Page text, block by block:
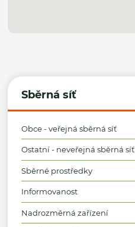
Sběrná síť
Obce - veřejná sběrná síť
Ostatní - neveřejná sběrná síť
Sběrné prostředky
Informovanost
Nadrozměrná zařízení